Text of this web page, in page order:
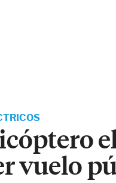
vuelo